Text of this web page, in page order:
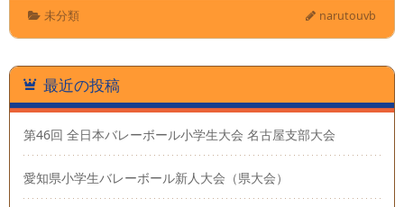
未分類 narutouvb
最近の投稿
第46回 全日本バレーボール小学生大会 名古屋支部大会
愛知県小学生バレーボール新人大会（県大会）